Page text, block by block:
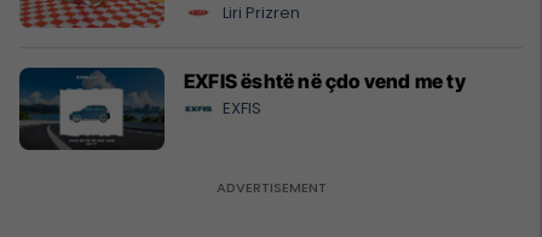
Liri Prizren
EXFIS është në çdo vend me ty
EXFIS